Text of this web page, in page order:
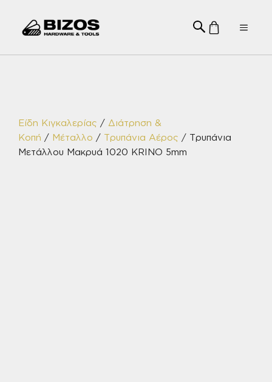
Menu
Είδη Κιγκαλερίας / Διάτρηση &
Κοπή / Μέταλλο / Τρυπάνια Αέρος / Τρυπάνια
Μετάλλου Μακρυά 1020 KRINO 5mm